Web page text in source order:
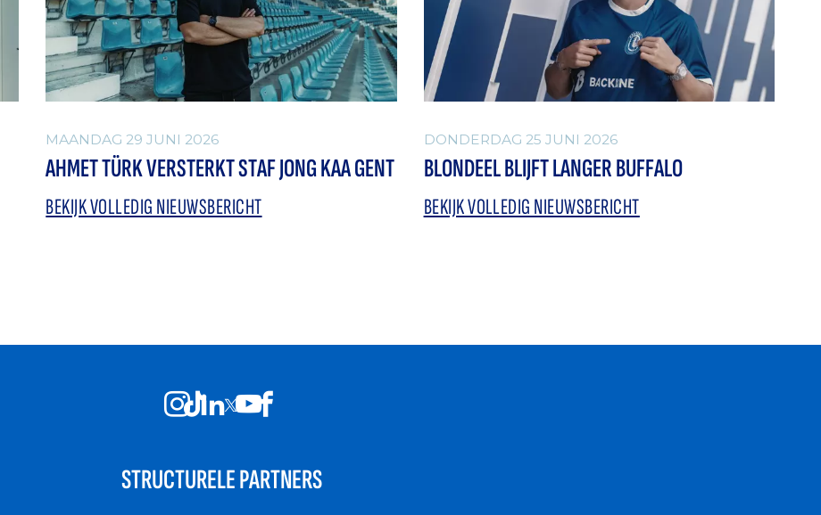
MAANDAG 29 JUNI 2026
AHMET TÜRK VERSTERKT STAF JONG KAA GENT
BEKIJK VOLLEDIG NIEUWSBERICHT
DONDERDAG 25 JUNI 2026
BLONDEEL BLIJFT LANGER BUFFALO
BEKIJK VOLLEDIG NIEUWSBERICHT
STRUCTURELE PARTNERS